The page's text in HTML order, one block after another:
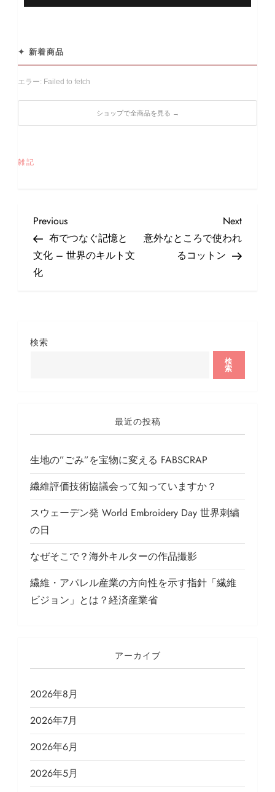
✦ 新着商品
エラー: Failed to fetch
ショップで全商品を見る →
雑記
投
稿
ナ
ビ
ョ
Previous
Post
Previous
布でつなぐ記憶と
文化 – 世界のキルト文
化
Next
Post
Next
意外なところで使われ
るコットン
検索
検
索
最近の投稿
生地の”ごみ”を宝物に変える FABSCRAP
繊維評価技術協議会って知っていますか？
スウェーデン発 World Embroidery Day 世界刺繍
の日
なぜそこで？海外キルターの作品撮影
繊維・アパレル産業の方向性を示す指針「繊維
ビジョン」とは？経済産業省
アーカイブ
2026年8月
2026年7月
2026年6月
2026年5月